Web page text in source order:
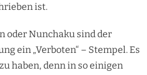
ist.
oder Nunchaku sind der
ein „Verboten“ – Stempel. Es
haben, denn in so einigen